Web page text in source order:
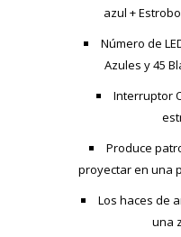
azul +
Número de
Azules y 45
Interruptor
Produce
proyectar en una
Los haces de
una